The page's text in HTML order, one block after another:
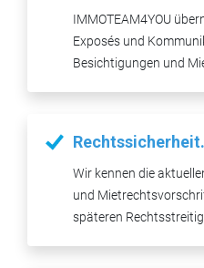
IMMOTEAM4YOU
Exposés und
Besichtigungen und
Rechtssicherheit.
Wir kennen die
und
späteren